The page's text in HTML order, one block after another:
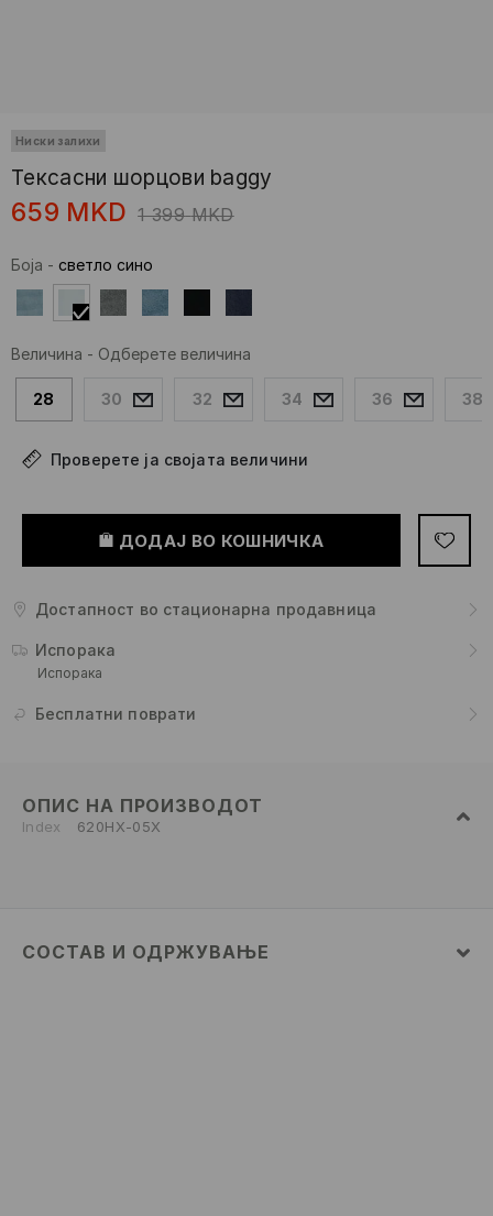
Ниски залихи
Тексасни шорцови baggy
659 MKD 1 399 MKD
Боја - светло сино
Величина - Одберете величина
28 30 32 34 36 38
Проверете ја својата величини
ДОДАЈ ВО КОШНИЧКА
Достапност во стационарна продавница
Испорака
Испорака
Бесплатни поврати
ОПИС НА ПРОИЗВОДОТ
Index 620HX-05X
СОСТАВ И ОДРЖУВАЊЕ